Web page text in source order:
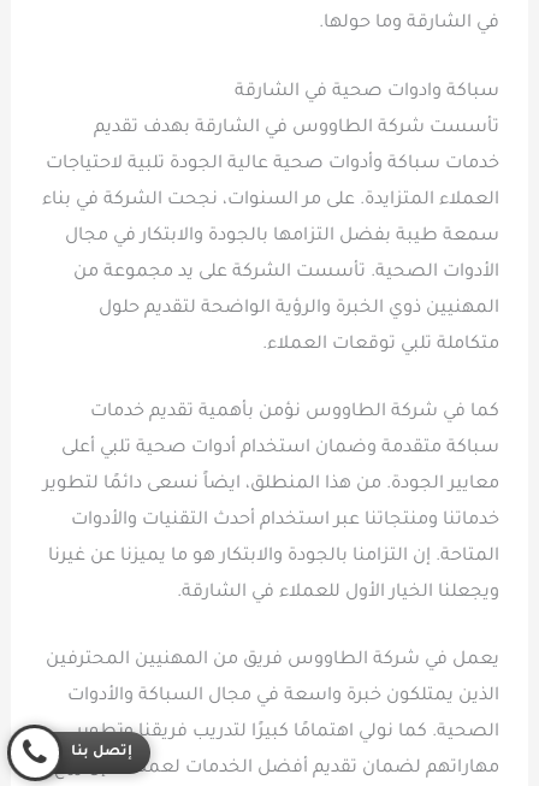
في الشارقة وما حولها.
سباكة وادوات صحية في الشارقة
تأسست شركة الطاووس في الشارقة بهدف تقديم
خدمات سباكة وأدوات صحية عالية الجودة تلبية لاحتياجات
العملاء المتزايدة. على مر السنوات، نجحت الشركة في بناء
سمعة طيبة بفضل التزامها بالجودة والابتكار في مجال
الأدوات الصحية. تأسست الشركة على يد مجموعة من
المهنيين ذوي الخبرة والرؤية الواضحة لتقديم حلول
متكاملة تلبي توقعات العملاء.
كما في شركة الطاووس نؤمن بأهمية تقديم خدمات
سباكة متقدمة وضمان استخدام أدوات صحية تلبي أعلى
معايير الجودة. من هذا المنطلق، ايضاً نسعى دائمًا لتطوير
خدماتنا ومنتجاتنا عبر استخدام أحدث التقنيات والأدوات
المتاحة. إن التزامنا بالجودة والابتكار هو ما يميزنا عن غيرنا
ويجعلنا الخيار الأول للعملاء في الشارقة.
يعمل في شركة الطاووس فريق من المهنيين المحترفين
الذين يمتلكون خبرة واسعة في مجال السباكة والأدوات
الصحية. كما نولي اهتمامًا كبيرًا لتدريب فريقنا وتطوير
مهاراتهم لضمان تقديم أفضل الخدمات لعملائنا. إن روح
إتصل بنا